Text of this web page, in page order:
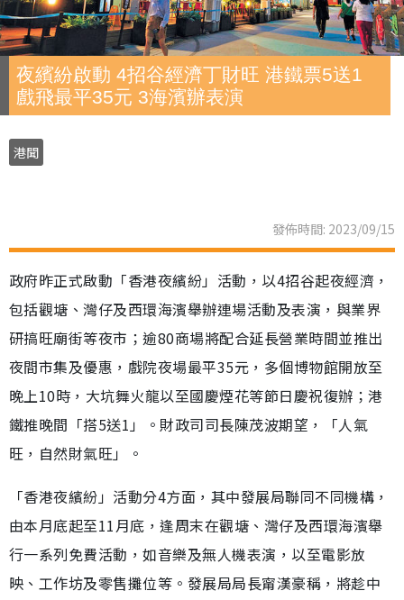
夜繽紛啟動 4招谷經濟丁財旺 港鐵票5送1
戲飛最平35元 3海濱辦表演
港聞
發佈時間: 2023/09/15
政府昨正式啟動「香港夜繽紛」活動，以4招谷起夜經濟，
包括觀塘、灣仔及西環海濱舉辦連場活動及表演，與業界
研搞旺廟街等夜市；逾80商場將配合延長營業時間並推出
夜間市集及優惠，戲院夜場最平35元，多個博物館開放至
晚上10時，大坑舞火龍以至國慶煙花等節日慶祝復辦；港
鐵推晚間「搭5送1」。財政司司長陳茂波期望，「人氣
旺，自然財氣旺」。
「香港夜繽紛」活動分4方面，其中發展局聯同不同機構，
由本月底起至11月底，逢周末在觀塘、灣仔及西環海濱舉
行一系列免費活動，如音樂及無人機表演，以至電影放
映、工作坊及零售攤位等。發展局局長甯漢豪稱，將趁中